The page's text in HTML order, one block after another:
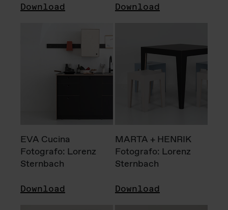
Download Download
EVA Cucina
Fotografo: Lorenz
Sternbach
Download
MARTA + HENRIK
Fotografo: Lorenz
Sternbach
Download